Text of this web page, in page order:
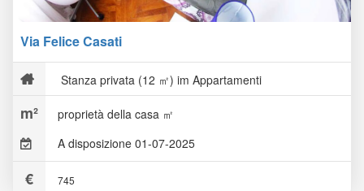
Via Felice Casati
Stanza privata (12 ㎡) im Appartamenti
proprietà della casa ㎡
A disposizione 01-07-2025
745